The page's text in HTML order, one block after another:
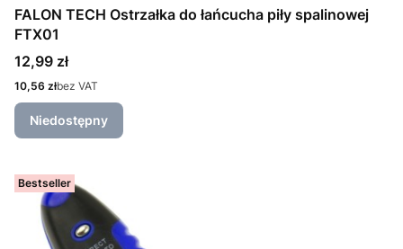
FALON TECH Ostrzałka do łańcucha piły spalinowej
FTX01
Cena
12,99 zł
Cena
10,56 złbez VAT
Niedostępny
Bestseller